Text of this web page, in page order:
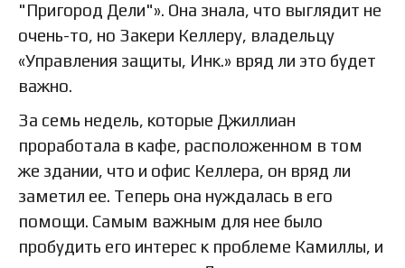
"Пригород Дели"». Она знала, что выглядит не
очень-то, но Закери Келлеру, владельцу
«Управления защиты, Инк.» вряд ли это будет
важно.
За семь недель, которые Джиллиан
проработала в кафе, расположенном в том
же здании, что и офис Келлера, он вряд ли
заметил ее. Теперь она нуждалась в его
помощи. Самым важным для нее было
пробудить его интерес к проблеме Камиллы, и